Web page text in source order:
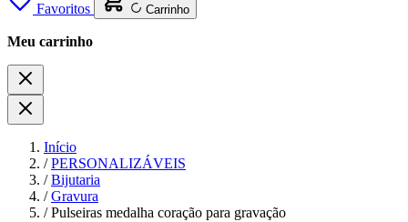
Favoritos Carrinho
Meu carrinho
Início
/ PERSONALIZÁVEIS
/ Bijutaria
/ Gravura
/ Pulseiras medalha coração para gravação